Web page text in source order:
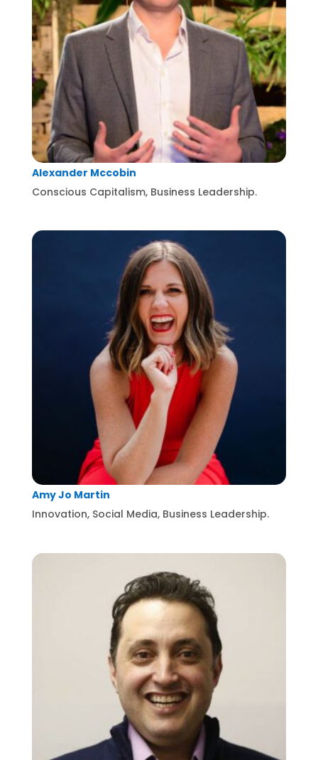
Alexander Mccobin
Conscious Capitalism, Business Leadership.
Amy Jo Martin
Innovation, Social Media, Business Leadership.